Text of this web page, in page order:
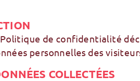
de confidentialité
personnelles des
COLLECTÉES